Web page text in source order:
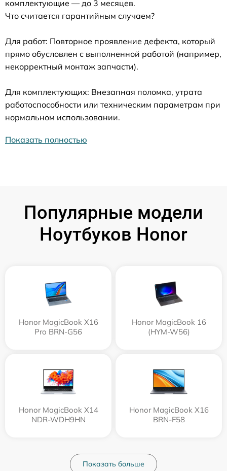
комплектующие — до 3 месяцев.
Что считается гарантийным случаем?
Для работ: Повторное проявление дефекта, который
прямо обусловлен с выполненной работой (например,
некорректный монтаж запчасти).
Для комплектующих: Внезапная поломка, утрата
работоспособности или техническим параметрам при
нормальном использовании.
Показать полностью
Популярные модели
Ноутбуков Honor
Honor MagicBook X16
Pro BRN-G56
Honor MagicBook 16
(HYM-W56)
Honor MagicBook X14
NDR-WDH9HN
Honor MagicBook X16
BRN-F58
Показать больше